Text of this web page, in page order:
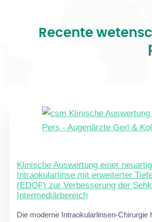
Recente
Klinische Auswertung einer
Intraokularlinse mit erweiterter
(EDOF) zur Verbesserung der
Intermediärbereich
Die moderne Intraokularlinsen-Chirurgie